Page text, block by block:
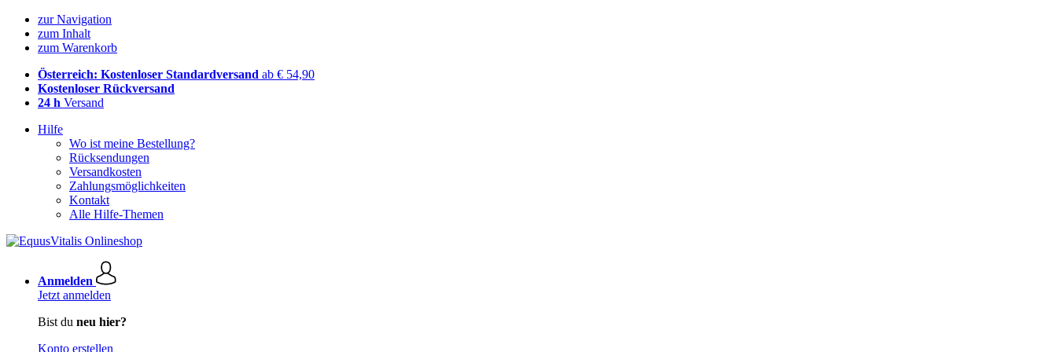
zur Navigation
zum Inhalt
zum Warenkorb
Österreich: Kostenloser Standardversand ab € 54,90
Kostenloser Rückversand
24 h Versand
Hilfe
Wo ist meine Bestellung?
Rücksendungen
Versandkosten
Zahlungsmöglichkeiten
Kontakt
Alle Hilfe-Themen
Anmelden
Jetzt anmelden
Bist du neu hier?
Konto erstellen